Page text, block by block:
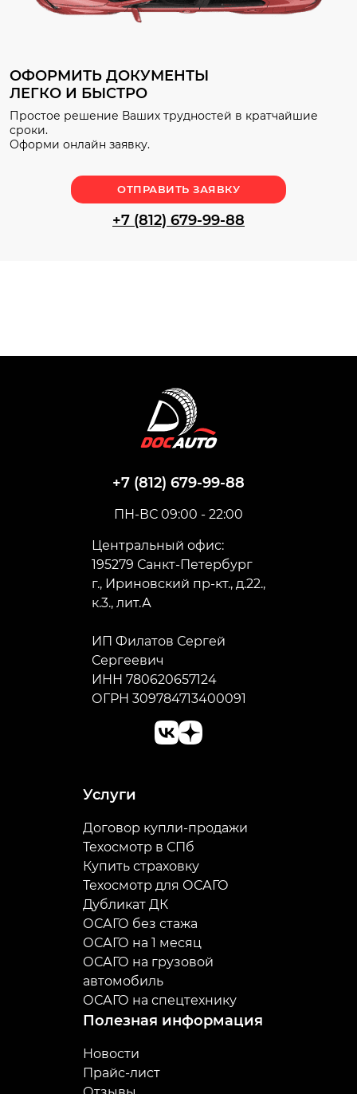
ОФОРМИТЬ ДОКУМЕНТЫ
ЛЕГКО И БЫСТРО
Простое решение Ваших трудностей в кратчайшие
сроки.
Оформи онлайн заявку.
ОТПРАВИТЬ ЗАЯВКУ
+7 (812) 679-99-88
+7 (812) 679-99-88
ПН-ВС 09:00 - 22:00
Центральный офис:
195279 Санкт-Петербург
г., Ириновский пр-кт., д.22.,
к.3., лит.А
ИП Филатов Сергей
Сергеевич
ИНН 780620657124
ОГРН 309784713400091
Услуги
Договор купли-продажи
Техосмотр в СПб
Купить страховку
Техосмотр для ОСАГО
Дубликат ДК
ОСАГО без стажа
ОСАГО на 1 месяц
ОСАГО на грузовой
автомобиль
ОСАГО на спецтехнику
Полезная информация
Новости
Прайс-лист